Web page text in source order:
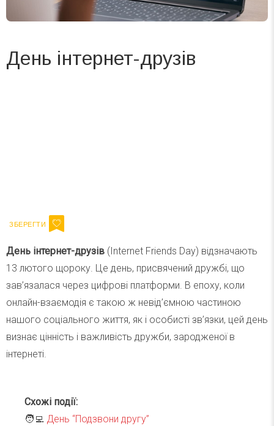
День інтернет-друзів
День інтернет-друзів (Internet Friends Day) відзначають
13 лютого щороку. Це день, присвячений дружбі, що
зав’язалася через цифрові платформи. В епоху, коли
онлайн-взаємодія є такою ж невід’ємною частиною
нашого соціального життя, як і особисті зв’язки, цей день
визнає цінність і важливість дружби, зародженої в
інтернеті.
Схожі події:
🧑‍💻 День “Подзвони другу”